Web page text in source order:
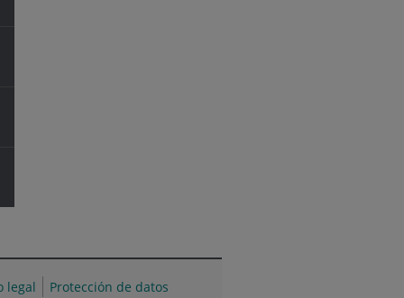
legal Protección de datos